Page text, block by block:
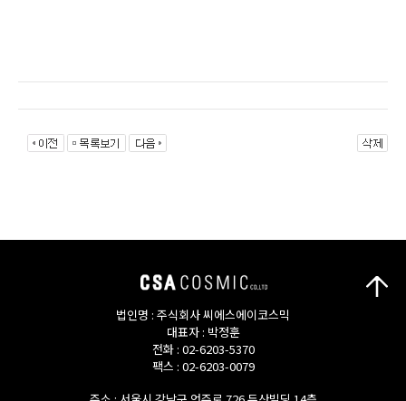
법인명 : 주식회사 씨에스에이코스믹
대표자 : 박정훈
전화 : 02-6203-5370
팩스 : 02-6203-0079